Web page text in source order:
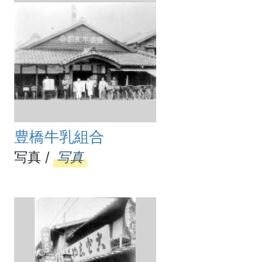
豊橋牛乳組合
写真 / 写真